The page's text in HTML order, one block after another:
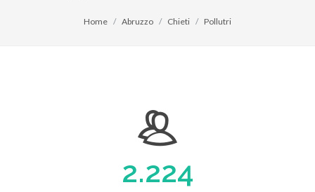
Home Abruzzo Chieti Pollutri
2.224